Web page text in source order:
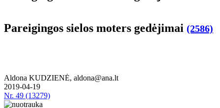
Pa­rei­gin­gos sie­los mo­ters ge­dė­ji­mai (2586)
Aldona KUDZIENĖ, aldona@ana.lt
2019-04-19
Nr. 49 (13279)